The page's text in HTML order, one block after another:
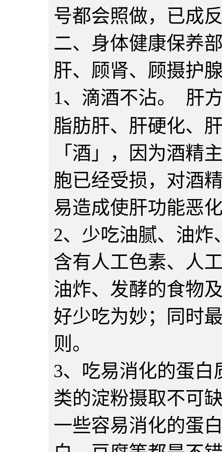
号都会照做，已成
二、身体健康保养
肝、顾肾、顾摄护
1、滴酒不沾。  肝
脂肪肝、肝硬化、
「酒」，因为酒精
胞已经受损，对酒
易造成使肝功能恶
2、少吃油腻、油
含有人工色素、人
油炸、发酵的食物
好少吃为妙；同时
则。
3、吃易消化的蛋白
类的淀粉摄取不可
一些容易消化的蛋